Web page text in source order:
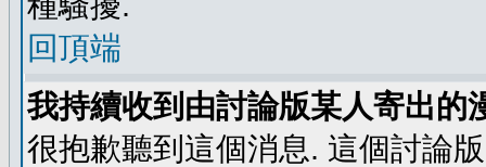
回頂端
我持續收到由討論版某人寄出的
很抱歉聽到這個消息. 這個討論